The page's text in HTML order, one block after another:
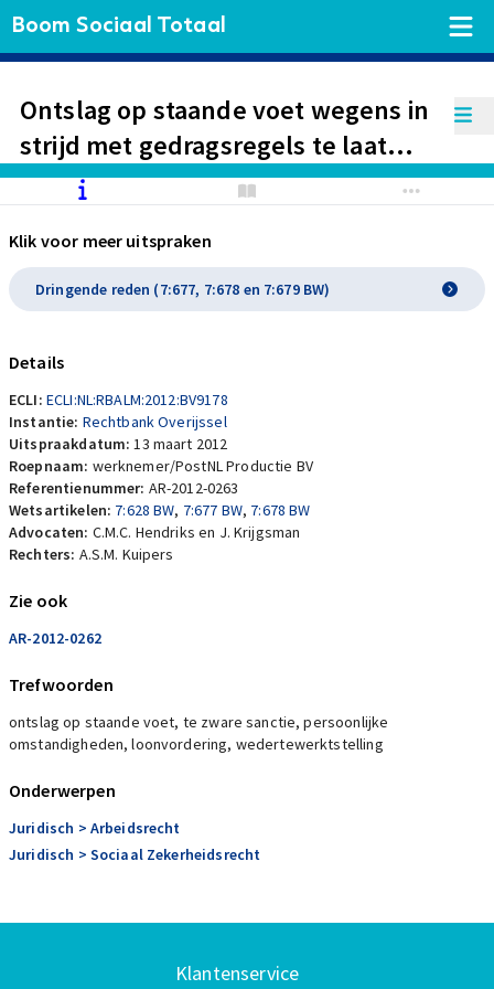
Boom Sociaal Totaal
Ontslag op staande voet wegens in
strijd met gedragsregels te laat
bezorgen van post door
postbezorger PostNL is te zware
sanctie. Werknemer heeft altijd
naar volle tevredenheid
gefunctioneerd en overtreding zelf
gemeld. Toewijzing loonvordering
en wedertewerkstelling
Klik voor meer uitspraken
Dringende reden (7:677, 7:678 en 7:679 BW)
Details
ECLI: ECLI:NL:RBALM:2012:BV9178
Instantie: Rechtbank Overijssel
Uitspraakdatum:13 maart 2012
Roepnaam: werknemer/PostNL Productie BV
Referentienummer: AR-2012-0263
Wetsartikelen: 7:628 BW, 7:677 BW, 7:678 BW
Advocaten: C.M.C. Hendriks en J. Krijgsman
Rechters: A.S.M. Kuipers
Zie ook
AR-2012-0262
Trefwoorden
ontslag op staande voet, te zware sanctie, persoonlijke
omstandigheden, loonvordering, wedertewerktstelling
Onderwerpen
Juridisch > Arbeidsrecht
Juridisch > Sociaal Zekerheidsrecht
Klantenservice